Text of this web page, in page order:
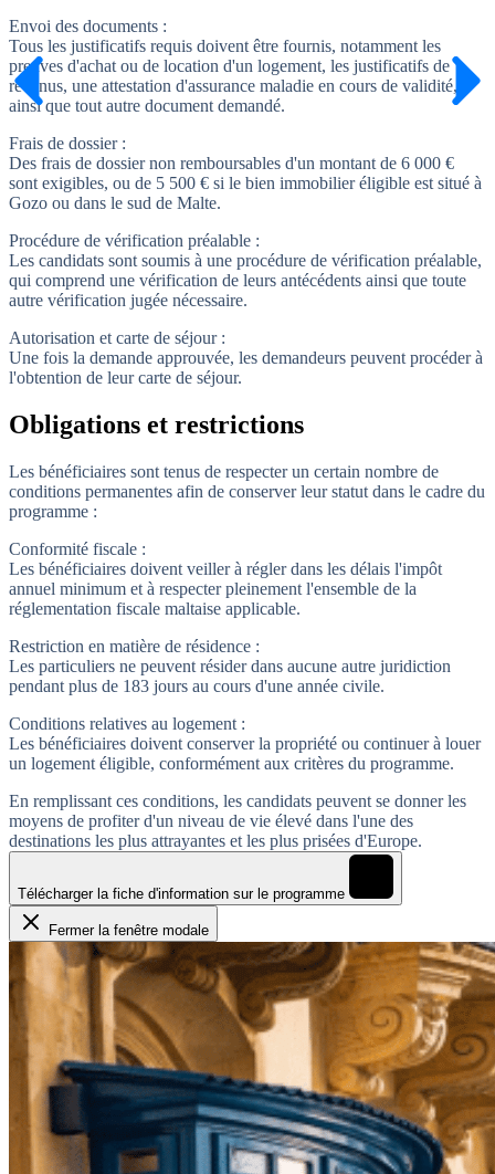
Envoi des documents :
Tous les justificatifs requis doivent être fournis, notamment les
preuves d'achat ou de location d'un logement, les justificatifs de
revenus, une attestation d'assurance maladie en cours de validité,
ainsi que tout autre document demandé.
Frais de dossier :
Des frais de dossier non remboursables d'un montant de 6 000 €
sont exigibles, ou de 5 500 € si le bien immobilier éligible est situé à
Gozo ou dans le sud de Malte.
Procédure de vérification préalable :
Les candidats sont soumis à une procédure de vérification préalable,
qui comprend une vérification de leurs antécédents ainsi que toute
autre vérification jugée nécessaire.
Autorisation et carte de séjour :
Une fois la demande approuvée, les demandeurs peuvent procéder à
l'obtention de leur carte de séjour.
Obligations et restrictions
Les bénéficiaires sont tenus de respecter un certain nombre de
conditions permanentes afin de conserver leur statut dans le cadre du
programme :
Conformité fiscale :
Les bénéficiaires doivent veiller à régler dans les délais l'impôt
annuel minimum et à respecter pleinement l'ensemble de la
réglementation fiscale maltaise applicable.
Restriction en matière de résidence :
Les particuliers ne peuvent résider dans aucune autre juridiction
pendant plus de 183 jours au cours d'une année civile.
Conditions relatives au logement :
Les bénéficiaires doivent conserver la propriété ou continuer à louer
un logement éligible, conformément aux critères du programme.
En remplissant ces conditions, les candidats peuvent se donner les
moyens de profiter d'un niveau de vie élevé dans l'une des
destinations les plus attrayantes et les plus prisées d'Europe.
Télécharger la fiche d'information sur le programme
Fermer la fenêtre modale